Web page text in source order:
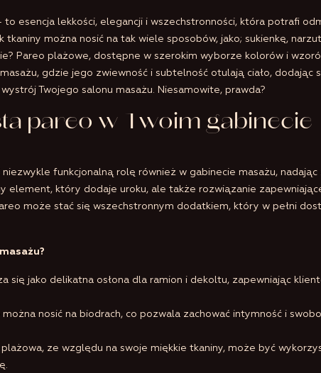
esencja lekkości, elegancji i wszechstronności, która potrafi
można nosić na tak wiele sposobów, jako; sukienkę,
Pareo plażowe, dostępne w szerokim wyborze kolorów i
gdzie jego zwiewność i subtelność otulają ciało, dodając
Twojego salonu masażu. Niesamowite, prawda?
pareo w Twoim gabinecie
funkcjonalną rolę również w gabinecie masażu,
element, który dodaje uroku, ale także rozwiązanie
może stać się wszechstronnym dodatkiem, który w pełni
się jako delikatna osłona dla ramion i dekoltu, zapewniając
nosić na biodrach, co pozwala zachować intymność i
ze względu na swoje miękkie tkaniny, może być